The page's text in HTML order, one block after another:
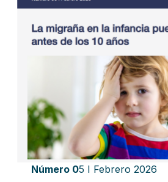
Número 05 I Febrero 2026